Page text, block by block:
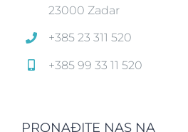
23000 Zadar
+385 23 311 520
+385 99 33 11 520
PRONAĐITE NAS NA